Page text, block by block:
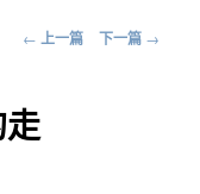
文
航
← 上一篇 下一篇 →